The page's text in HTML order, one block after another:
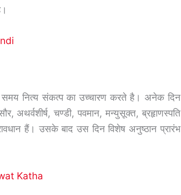
नित्य संकत्प का उच्चारण करते है। अनेक दिन
अथर्वशीर्ष, चण्डी, पवमान, मन्युसूक्त, ब्रहृाणस्पति
हैं। उसके बाद उस दिन विशेष अनुष्ठान प्रारंभ
Katha